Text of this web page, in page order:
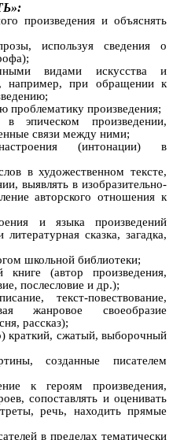
произведения и объяснять
используя сведения о
видами искусства и
например, при обращении к
проблематику произведения;
эпическом произведении,
связи между ними;
(интонации) в
в художественном тексте,
выявлять в изобразительно-
авторского отношения к
и языка произведений
сказка, загадка,
школьной библиотеки;
книге (автор произведения,
послесловие и др.);
текст-повествование,
жанровое своеобразие
рассказ);
краткий, сжатый, выборочный
созданные писателем
к героям произведения,
сопоставлять и оценивать
речь, находить прямые
в пределах тематически